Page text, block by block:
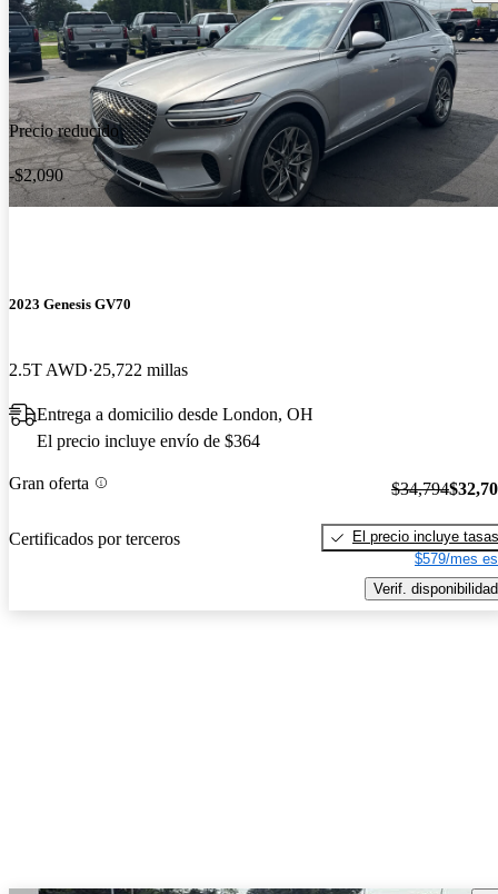
Precio reducido
-$2,090
2023 Genesis GV70
2.5T AWD 25,722 millas
Entrega a domicilio desde London, OH
El precio incluye envío de $364
Gran oferta
Certificados por terceros
$34,794
El precio incluye tasas
$579/mes
Verif. disponibilidad